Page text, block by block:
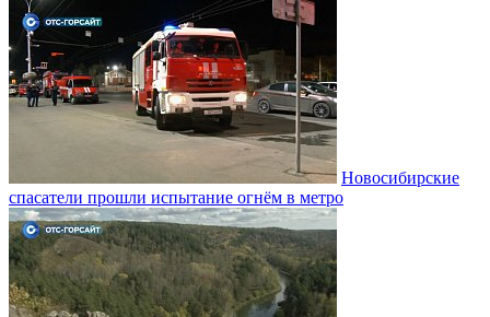
Новосибирские
спасатели прошли испытание огнём в метро